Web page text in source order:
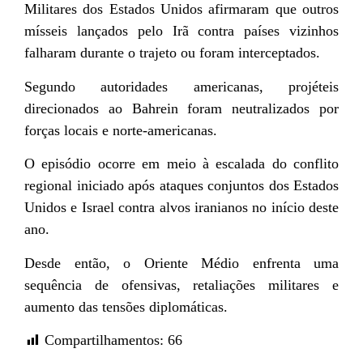
Militares dos Estados Unidos afirmaram que outros
mísseis lançados pelo Irã contra países vizinhos
falharam durante o trajeto ou foram interceptados.
Segundo autoridades americanas, projéteis
direcionados ao Bahrein foram neutralizados por
forças locais e norte-americanas.
O episódio ocorre em meio à escalada do conflito
regional iniciado após ataques conjuntos dos Estados
Unidos e Israel contra alvos iranianos no início deste
ano.
Desde então, o Oriente Médio enfrenta uma
sequência de ofensivas, retaliações militares e
aumento das tensões diplomáticas.
Compartilhamentos: 66